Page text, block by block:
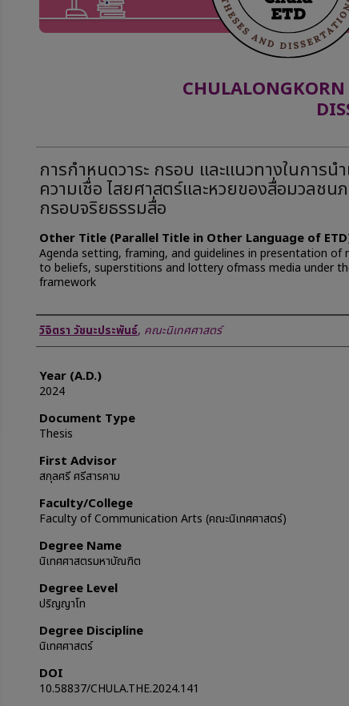
การกำหนดวาระ กรอบ และแนวทางในการน
ความเชื่อ ไสยศาสตร์และหวยของสื่อมวลชน
กรอบจริยธรรมสื่อ
Other Title (Parallel Title in Other Language of
Agenda setting, framing, and guidelines in presentation of
to beliefs, superstitions and lottery ofmass media under
framework
Author
วิจิตรา วัชนะประพันธ์, คณะนิเทศศาสตร์
Year (A.D.)
2024
Document Type
Thesis
First Advisor
สกุลศรี ศรีสารคาม
Faculty/College
Faculty of Communication Arts (คณะนิเทศศาสตร์)
Degree Name
นิเทศศาสตรมหาบัณฑิต
Degree Level
ปริญญาโท
Degree Discipline
นิเทศศาสตร์
DOI
10.58837/CHULA.THE.2024.141